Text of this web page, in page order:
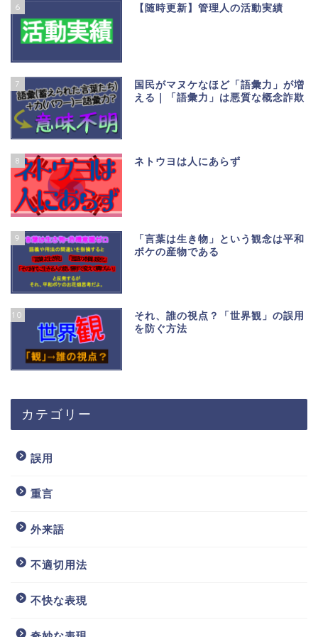
6 【随時更新】管理人の活動実績
7
国民がマヌケなほど「語彙力」が増
える｜「語彙力」は悪質な概念詐欺
8 ネトウヨは人にあらず
9
「言葉は生き物」という観念は平和
ボケの産物である
10
それ、誰の視点？「世界観」の誤用
を防ぐ方法
カテゴリー
誤用
重言
外来語
不適切用法
不快な表現